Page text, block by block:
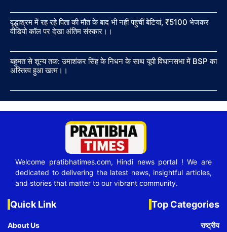
वृद्धाश्रम में रह रहे पिता की मौत के बाद भी नहीं पहुंचीं बेटियां, ₹5100 भेजकर
वीडियो कॉल पर देखा अंतिम संस्कार।।
बहुमत से शून्य तक: उमाशंकर सिंह के निधन के साथ यूपी विधानसभा में BSP का
अस्तित्व हुआ खत्म।।
Welcome pratibhatimes.com, Hindi news portal ! We are
dedicated to delivering the latest news, insightful articles,
and stories that matter to our vibrant community.
Quick Link
About Us
Top Categories
राष्ट्रीय